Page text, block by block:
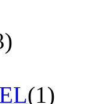
(1)